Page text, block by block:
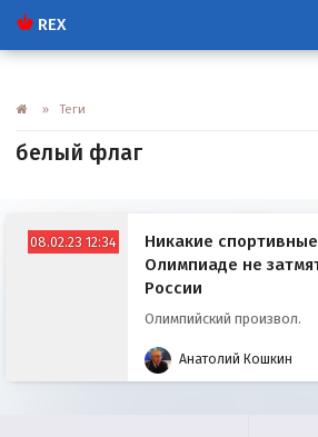
REX
» Теги
белый флаг
08.02.23 12:34
Никакие
Олимпиаде не
России
Олимпийский произвол.
Анатолий Кошкин